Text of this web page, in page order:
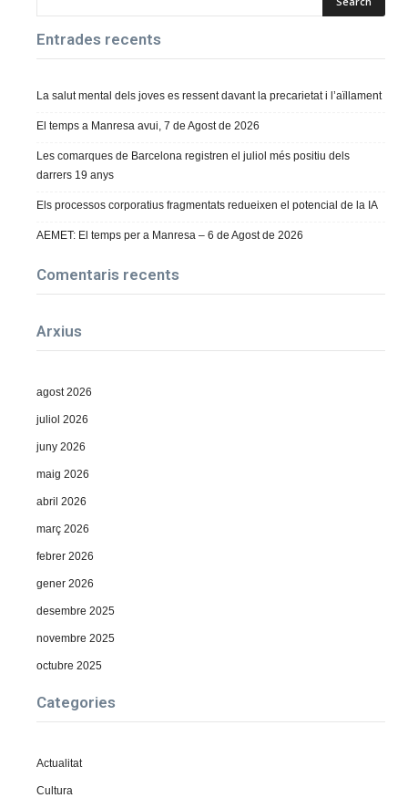
Entrades recents
La salut mental dels joves es ressent davant la precarietat i l’aïllament
El temps a Manresa avui, 7 de Agost de 2026
Les comarques de Barcelona registren el juliol més positiu dels
darrers 19 anys
Els processos corporatius fragmentats redueixen el potencial de la IA
AEMET: El temps per a Manresa – 6 de Agost de 2026
Comentaris recents
Arxius
agost 2026
juliol 2026
juny 2026
maig 2026
abril 2026
març 2026
febrer 2026
gener 2026
desembre 2025
novembre 2025
octubre 2025
Categories
Actualitat
Cultura